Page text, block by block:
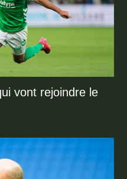
vont rejoindre le